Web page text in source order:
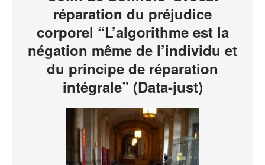
réparation du préjudice
corporel “L’algorithme est la
négation même de l’individu et
du principe de réparation
intégrale” (Data-just)